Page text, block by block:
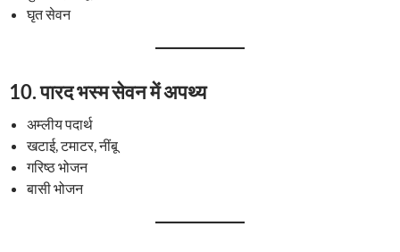
घृत सेवन
10.पारद भस्म सेवन में अपथ्य
अम्लीय पदार्थ
खटाई, टमाटर, नींबू
गरिष्ठ भोजन
बासी भोजन